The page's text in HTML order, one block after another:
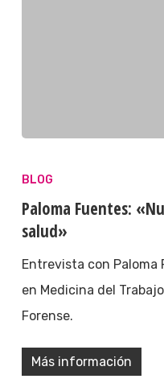
BLOG
Paloma Fuentes:
salud»
Entrevista con Paloma
en Medicina del
Forense.
Más información